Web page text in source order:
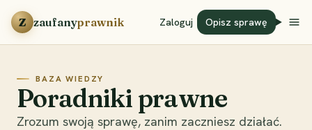
Przejdź do treści
Z zaufanyprawnik Zaloguj Opisz sprawę
BAZA WIEDZY
Poradniki prawne
Zrozum swoją sprawę, zanim zaczniesz działać.